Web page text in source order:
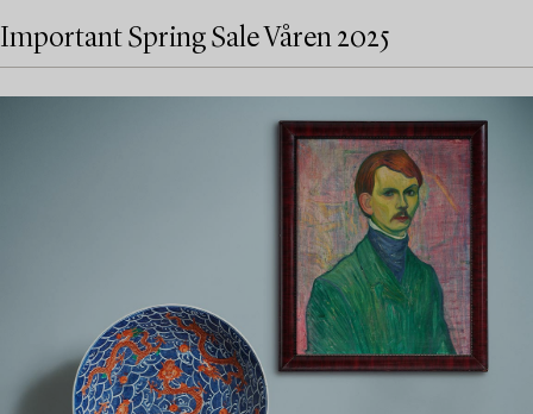
Important Spring Sale Våren 2025